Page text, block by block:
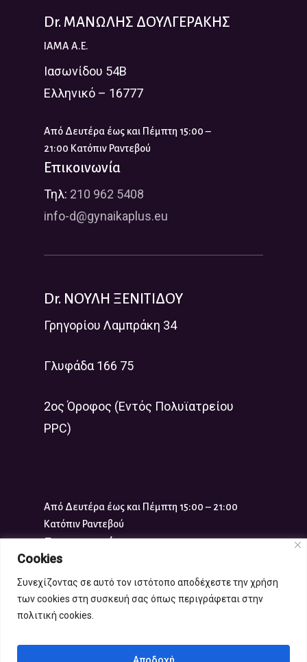
Cookies
Συνεχίζοντας σε αυτό τον ιστότοπο αποδέχεστε την χρήση
των cookies στη συσκευή σας όπως περιγράφεται στην
πολιτική cookies.
Αποδοχή
Dr. ΜΑΝΩΛΗΣ ΔΟΥΛΓΕΡΑΚΗΣ
IAMA A.E.
Ιασωνίδου 54Β
Ελληνικό – 16777
Από Δευτέρα έως και Πέμπτη 15:00 –
21:00 Κατόπιν Ραντεβού
Επικοινωνία
Τηλ: 210 962 5408
info-d@gynaikaplus.eu
Dr. ΝΟΥΛΗ ΞΕΝΙΤΙΔΟΥ
Γρηγορίου Λαμπράκη 34
Γλυφάδα 166 75
2ος Όροφος (Εντός Πολυϊατρείου
PPC)
Από Δευτέρα έως και Πέμπτη 15:00 – 21:00
Κατόπιν Ραντεβού
Επικοινωνία
info-x@gynaikaplus.eu
Copyright 2021 gynaikaplus.eu |